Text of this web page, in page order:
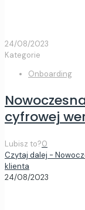
24/08/2023
Kategorie
Onboarding
cyfrowej
Lubisz to?0
Czytaj dalej -
klienta
24/08/2023